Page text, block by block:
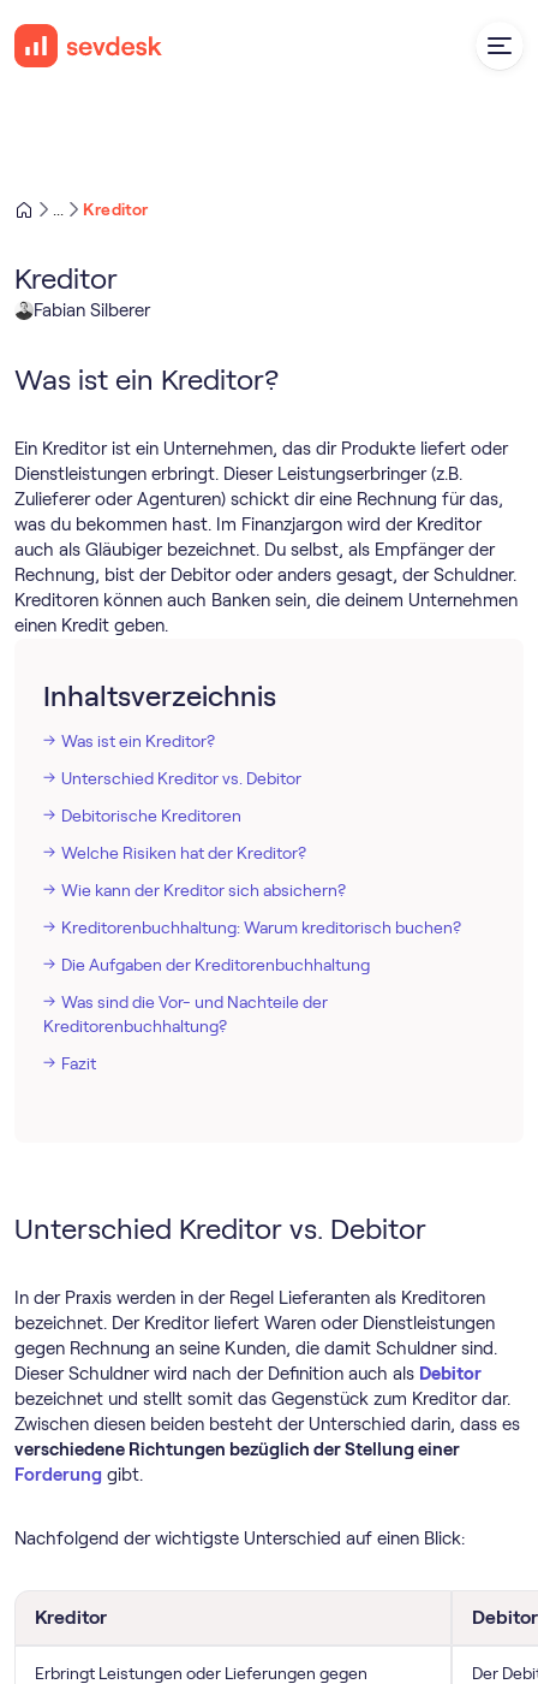
Kreditor
Kreditor
Fabian Silberer
Was ist ein Kreditor?
Ein Kreditor ist ein Unternehmen, das dir Produkte liefert oder
Dienstleistungen erbringt. Dieser Leistungserbringer (z.B.
Zulieferer oder Agenturen) schickt dir eine Rechnung für das,
was du bekommen hast. Im Finanzjargon wird der Kreditor
auch als Gläubiger bezeichnet. Du selbst, als Empfänger der
Rechnung, bist der Debitor oder anders gesagt, der Schuldner.
Kreditoren können auch Banken sein, die deinem Unternehmen
einen Kredit geben.
Inhaltsverzeichnis
Was ist ein Kreditor?
Unterschied Kreditor vs. Debitor
Debitorische Kreditoren
Welche Risiken hat der Kreditor?
Wie kann der Kreditor sich absichern?
Kreditorenbuchhaltung: Warum kreditorisch buchen?
Die Aufgaben der Kreditorenbuchhaltung
Was sind die Vor- und Nachteile der
Kreditorenbuchhaltung?
Fazit
Unterschied Kreditor vs. Debitor
In der Praxis werden in der Regel Lieferanten als Kreditoren
bezeichnet. Der Kreditor liefert Waren oder Dienstleistungen
gegen Rechnung an seine Kunden, die damit Schuldner sind.
Dieser Schuldner wird nach der Definition auch als Debitor
bezeichnet und stellt somit das Gegenstück zum Kreditor dar.
Zwischen diesen beiden besteht der Unterschied darin, dass es
verschiedene Richtungen bezüglich der Stellung einer
Forderung gibt.
Nachfolgend der wichtigste Unterschied auf einen Blick:
Kreditor Debitor
Erbringt Leistungen oder Lieferungen gegen
Der